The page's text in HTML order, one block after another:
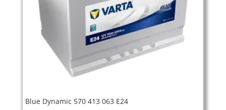
Blue Dynamic 570 413 063 E24